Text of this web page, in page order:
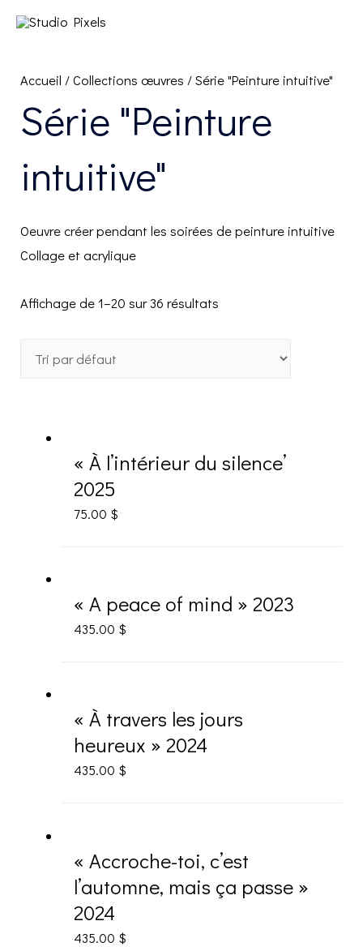
Accueil /Collections œuvres / Série "Peinture intuitive"
Série "Peinture
intuitive"
Oeuvre créer pendant les soirées de peinture intuitive
Collage et acrylique
Affichage de 1–20 sur 36 résultats
« À l’intérieur du silence’
2025
75.00 $
« A peace of mind » 2023
435.00 $
« À travers les jours
heureux » 2024
435.00 $
« Accroche-toi, c’est
l’automne, mais ça passe »
2024
435.00 $